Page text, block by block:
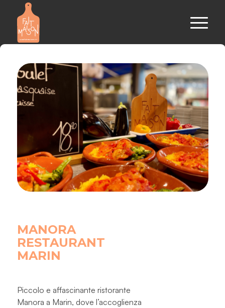
MANORA
RESTAURANT
MARIN
Piccolo e affascinante ristorante
Manora a Marin, dove l’accoglienza